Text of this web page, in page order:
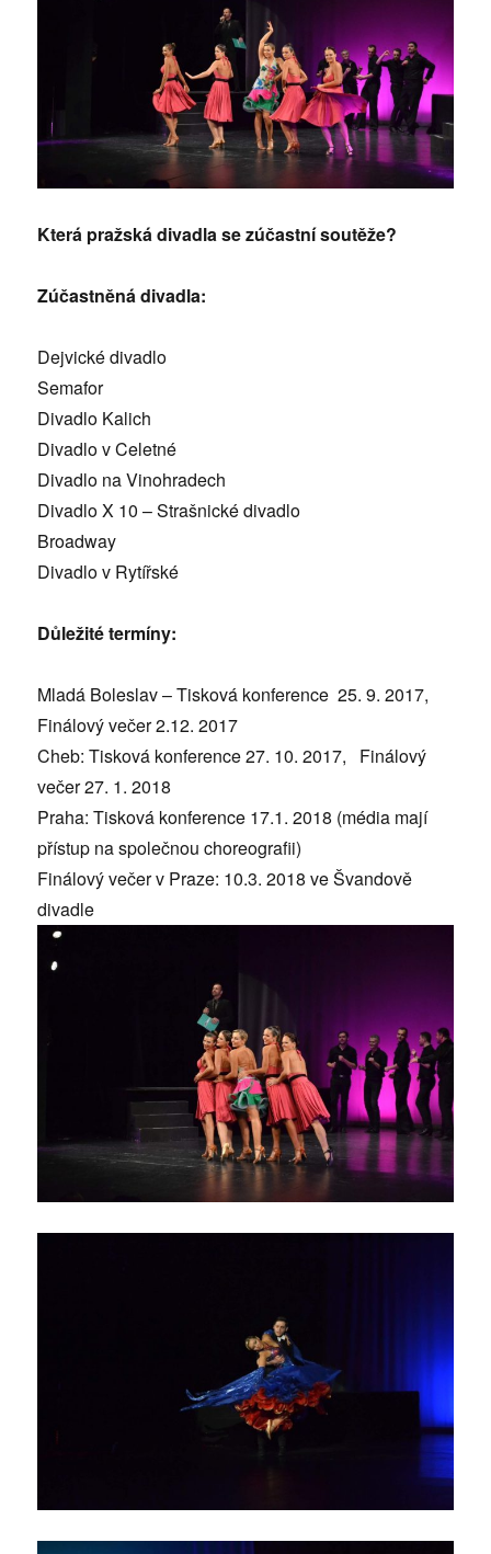
Která pražská divadla se zúčastní soutěže?
Zúčastněná divadla:
Dejvické divadlo
Semafor
Divadlo Kalich
Divadlo v Celetné
Divadlo na Vinohradech
Divadlo X 10 – Strašnické divadlo
Broadway
Divadlo v Rytířské
Důležité termíny:
Mladá Boleslav – Tisková konference 25. 9. 2017,
Finálový večer 2.12. 2017
Cheb: Tisková konference 27. 10. 2017, Finálový
večer 27. 1. 2018
Praha: Tisková konference 17.1. 2018 (média mají
přístup na společnou choreografii)
Finálový večer v Praze: 10.3. 2018 ve Švandově
divadle